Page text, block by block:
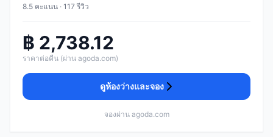
8.5 คะแนน · 117 รีวิว
฿ 2,738.12
ราคาต่อคืน (ผ่าน agoda.com)
ดูห้องว่างและจอง
จองผ่าน agoda.com